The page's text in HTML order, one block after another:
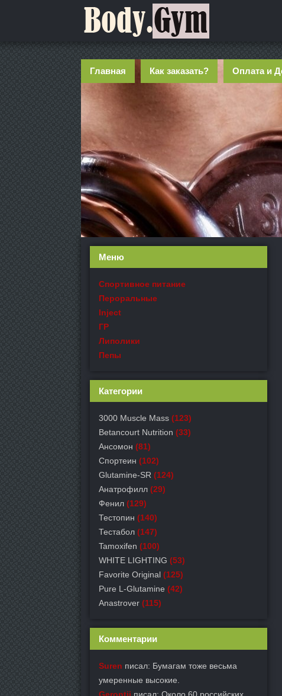
Главная Как заказать? Оплата и
Меню
Спортивное питание
Пероральные
Inject
ГР
Липолики
Пепы
Категории
3000 Muscle Mass (123)
Betancourt Nutrition (33)
Ансомон (81)
Спортеин (102)
Glutamine-SR (124)
Анатрофилл (29)
Фенил (129)
Тестопин (140)
Тестабол (147)
Tamoxifen (100)
WHITE LIGHTING (53)
Favorite Original (125)
Pure L-Glutamine (42)
Anastrover (115)
Комментарии
Suren писал: Бумагам тоже весьма
умеренные высокие.